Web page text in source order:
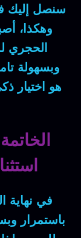
سنصل إليك
وهكذا،
وبسهولة
هو اختيار
في نهاية
باستمرار